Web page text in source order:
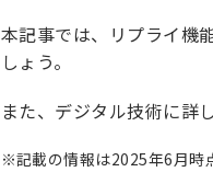
本記事では、リプライ機
しょう。
また、デジタル技術に詳
※記載の情報は2025年6月時